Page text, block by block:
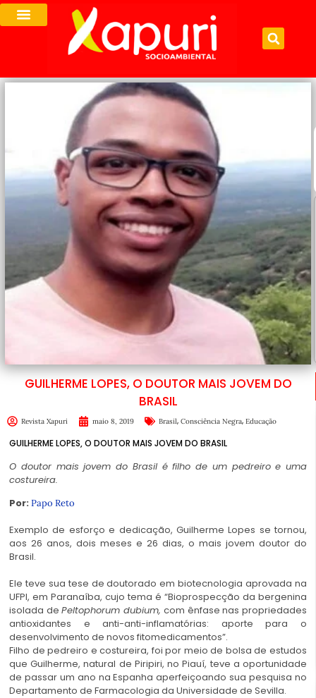
GUILHERME LOPES, O DOUTOR MAIS JOVEM DO
BRASIL
Revista Xapuri maio 8, 2019 Brasil, Consciência Negra, Educação
GUILHERME LOPES, O DOUTOR MAIS JOVEM DO BRASIL
O doutor mais jovem do Brasil é filho de um pedreiro e uma
costureira.
Por: Papo Reto
Exemplo de esforço e dedicação, Guilherme Lopes se tornou,
aos 26 anos, dois meses e 26 dias, o mais jovem doutor do
Brasil.
Ele teve sua tese de doutorado em biotecnologia aprovada na
UFPI, em Paranaíba, cujo tema é “Bioprospecção da bergenina
isolada dePeltophorum dubium, com ênfase nas propriedades
antioxidantes e anti-anti-inflamatórias: aporte para o
desenvolvimento de novos fitomedicamentos”.
Filho de pedreiro e costureira, foi por meio de bolsa de estudos
que Guilherme, natural de Piripiri, no Piauí, teve a oportunidade
de passar um ano na Espanha aperfeiçoando sua pesquisa no
Departamento de Farmacologia da Universidade de Sevilla.